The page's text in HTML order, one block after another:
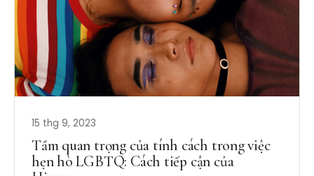
15 thg 9, 2023
Tầm quan trọng của tính cách trong việc
hẹn hò LGBTQ: Cách tiếp cận của